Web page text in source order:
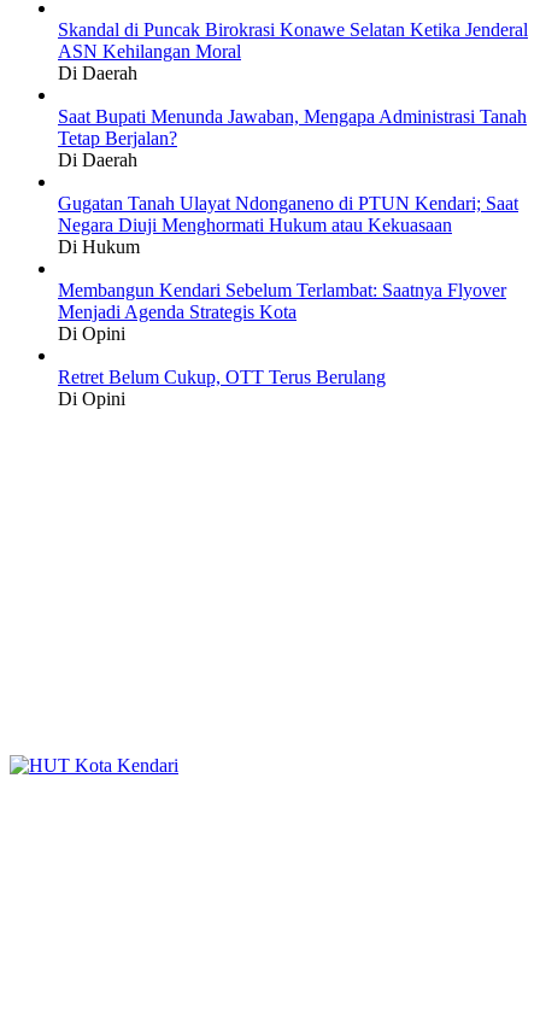
Skandal di Puncak Birokrasi Konawe Selatan Ketika Jenderal
ASN Kehilangan Moral
Di Daerah
Saat Bupati Menunda Jawaban, Mengapa Administrasi Tanah
Tetap Berjalan?
Di Daerah
Gugatan Tanah Ulayat Ndonganeno di PTUN Kendari; Saat
Negara Diuji Menghormati Hukum atau Kekuasaan
Di Hukum
Membangun Kendari Sebelum Terlambat: Saatnya Flyover
Menjadi Agenda Strategis Kota
Di Opini
Retret Belum Cukup, OTT Terus Berulang
Di Opini